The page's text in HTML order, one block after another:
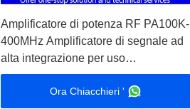
Amplificatore di potenza RF PA100K-
400MHz Amplificatore di segnale ad
alta integrazione per uso
professionale 100W
Ora Chiacchieri '